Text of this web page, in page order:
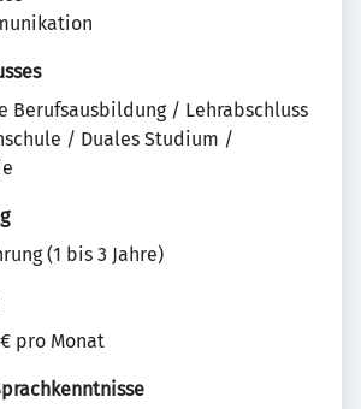
Berufsausbildung / Lehrabschluss
/ Duales Studium /
(1 bis 3 Jahre)
pro Monat